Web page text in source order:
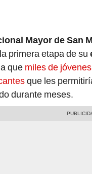
Mayor de San
primera etapa de su
que miles de
que les
durante meses.